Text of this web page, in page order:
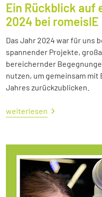
Ein Rückblick auf
2024 bei romeisIE
Das Jahr 2024 war für uns
spannender Projekte,
bereichernder
nutzen, um gemeinsam
Jahres zurückzublicken.
weiterlesen